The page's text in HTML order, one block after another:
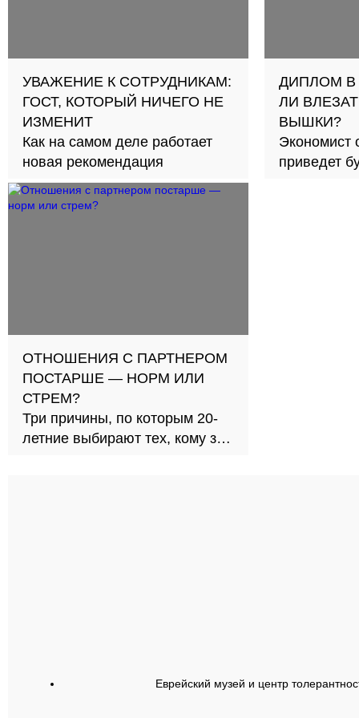
УВАЖЕНИЕ К СОТРУДНИКАМ:
ГОСТ, КОТОРЫЙ НИЧЕГО НЕ
ИЗМЕНИТ
Как на самом деле работает
новая рекомендация
ДИПЛОМ В
ЛИ
ВЫШКИ?
Экономист
приведет
ОТНОШЕНИЯ С ПАРТНЕРОМ
ПОСТАРШЕ — НОРМ ИЛИ
СТРЕМ?
Три причины, по которым 20-
летние выбирают тех, кому за
Еврейский музей и центр